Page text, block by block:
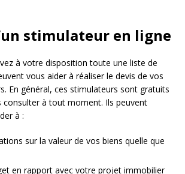
stimulateur en ligne
à votre disposition toute une liste de
vous aider à réaliser le devis de vos
En général, ces stimulateurs sont gratuits
consulter à tout moment. Ils peuvent
à :
sur la valeur de vos biens quelle que
en rapport avec votre projet immobilier